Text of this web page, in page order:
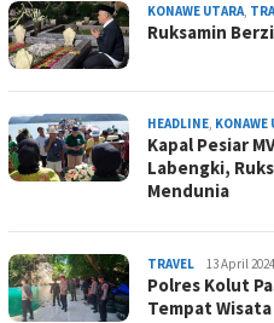
KONAWE UTARA
Ruksamin
HEADLINE KONAWE
Kapal Pesiar
Labengki,
Mendunia
TRAVEL admin
13 April 2024
Polres Kolut
Tempat Wisata